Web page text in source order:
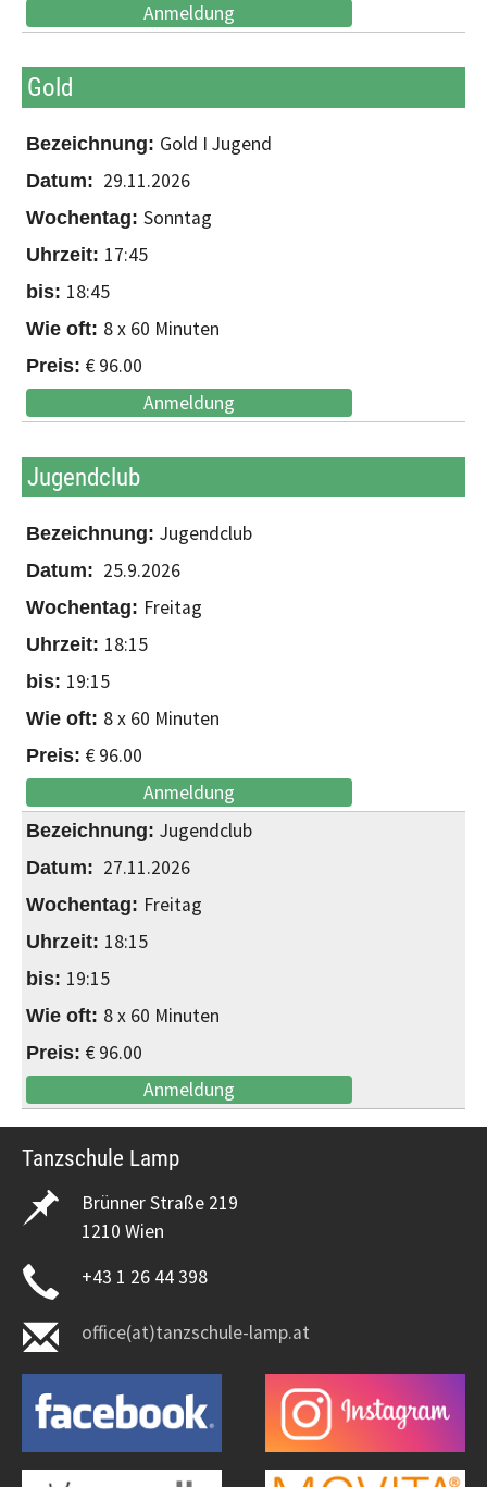
Anmeldung
Gold
Gold I Jugend
29.11.2026
Sonntag
17:45
18:45
8 x 60 Minuten
€ 96.00
Anmeldung
Jugendclub
Jugendclub
25.9.2026
Freitag
18:15
19:15
8 x 60 Minuten
€ 96.00
Anmeldung
Jugendclub
27.11.2026
Freitag
18:15
19:15
8 x 60 Minuten
€ 96.00
Anmeldung
Tanzschule Lamp
Brünner Straße 219
1210 Wien
+43 1 26 44 398
office(at)tanzschule-lamp.at